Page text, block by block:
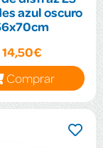
azul oscuro
14,50€
Comprar